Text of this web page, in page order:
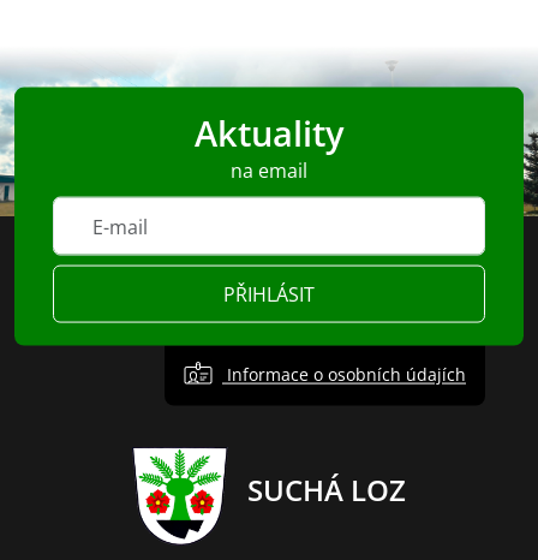
Aktuality
na email
PŘIHLÁSIT
Informace o osobních údajích
SUCHÁ LOZ